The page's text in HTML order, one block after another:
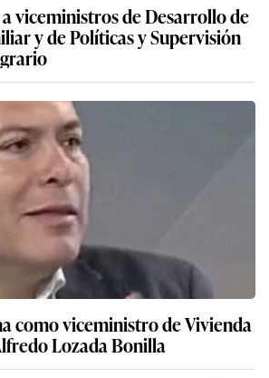
viceministros de Desarrollo de
y de Políticas y Supervisión
como viceministro de Vivienda
Lozada Bonilla